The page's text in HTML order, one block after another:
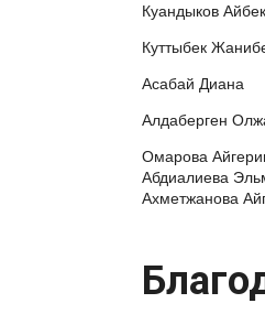
Куандыков Айбек
Куттыбек
Асабай Диана
Алдаберген
Омарова
Абдиалиева
Ахметжанова